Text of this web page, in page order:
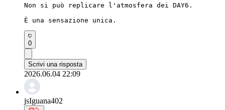
Non si può replicare l'atmosfera dei DAY6.
È una sensazione unica.
0
Scrivi una risposta
2026.06.04 22:09
jsIguana402